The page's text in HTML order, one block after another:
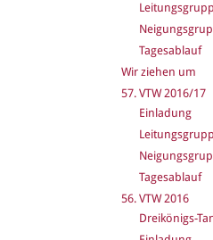
Tagesablauf
Wir ziehen um
57. VTW 2016/17
Einladung
Tagesablauf
56. VTW 2016
Dreikönigs-